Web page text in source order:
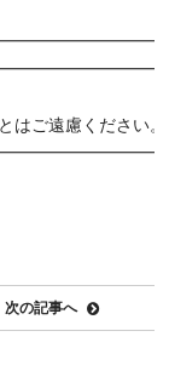
ご遠慮ください。
次の記事へ